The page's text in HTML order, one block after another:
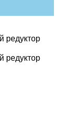
редуктор
редуктор